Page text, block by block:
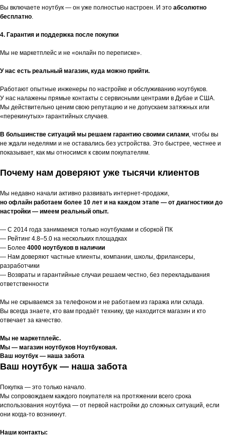
Вы включаете ноутбук — он уже полностью настроен. И это абсолютно
бесплатно.
4. Гарантия и поддержка после покупки
Мы не маркетплейс и не «онлайн по переписке».
У нас есть реальный магазин, куда можно прийти.
Работают опытные инженеры по настройке и обслуживанию ноутбуков.
У нас налажены прямые контакты с сервисными центрами в Дубае и США.
Мы действительно ценим свою репутацию и не допускаем затяжных или
«перекинутых» гарантийных случаев.
В большинстве ситуаций мы решаем гарантию своими силами, чтобы вы
не ждали неделями и не оставались без устройства. Это быстрее, честнее и
показывает, как мы относимся к своим покупателям.
Почему нам доверяют уже тысячи клиентов
Мы недавно начали активно развивать интернет-продажи,
но офлайн работаем более 10 лет и на каждом этапе — от диагностики до
настройки — имеем реальный опыт.
— С 2014 года занимаемся только ноутбуками и сборкой ПК
— Рейтинг 4.8–5.0 на нескольких площадках
— Более 4000 ноутбуков в наличии
— Нам доверяют частные клиенты, компании, школы, фрилансеры,
разработчики
— Возвраты и гарантийные случаи решаем честно, без перекладывания
ответственности
Мы не скрываемся за телефоном и не работаем из гаража или склада.
Вы всегда знаете, кто вам продаёт технику, где находится магазин и кто
отвечает за качество.
Мы не маркетплейс.
Мы — магазин ноутбуков Ноутбуковая.
Ваш ноутбук — наша забота
Ваш ноутбук — наша забота
Покупка — это только начало.
Мы сопровождаем каждого покупателя на протяжении всего срока
использования ноутбука — от первой настройки до сложных ситуаций, если
они когда-то возникнут.
Наши контакты: